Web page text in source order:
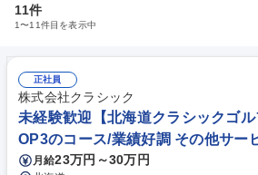
11件
1〜11件目を表示中
正社員
株式会社クラシック
未経験歓迎【北海道クラシックゴ
OP3のコース/業績好調 その他サー
月給23万円～30万円